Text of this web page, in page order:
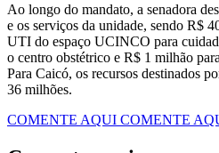
Ao longo do mandato, a senadora
e os serviços da unidade, sendo R$
UTI do espaço UCINCO para
o centro obstétrico e R$ 1 milhão
Para Caicó, os recursos destinados
36 milhões.
COMENTE AQUI COMENTE